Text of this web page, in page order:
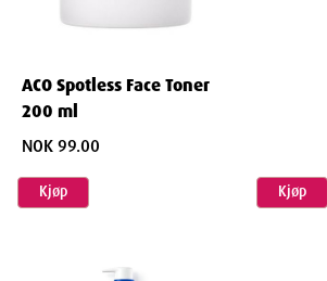
ACO Spotless Face Toner
200 ml
NOK 99.00
Kjøp Kjøp